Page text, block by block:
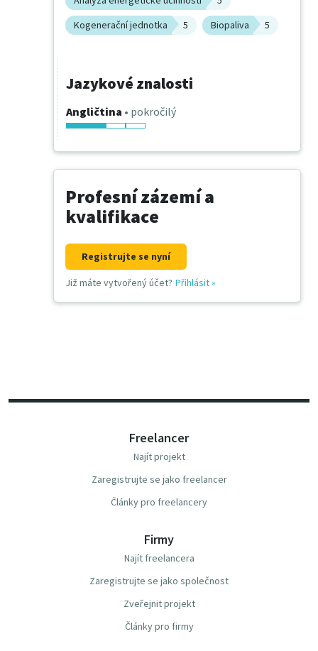
Kogenerační jednotka
5 Biopaliva 5
Jazykové znalosti
Angličtina • pokročilý
Profesní zázemí a
kvalifikace
Registrujte se nyní
Již máte vytvořený účet? Přihlásit»
Freelancer
Najít projekt
Zaregistrujte se jako freelancer
Články pro freelancery
Firmy
Najít freelancera
Zaregistrujte se jako společnost
Zveřejnit projekt
Články pro firmy